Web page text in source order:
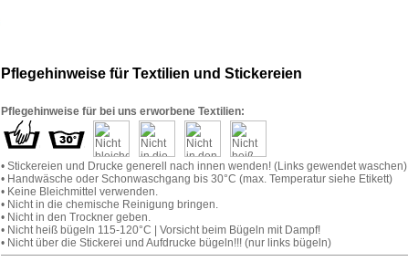
Pflegehinweise für Textilien und Stickereien
Pflegehinweise für bei uns erworbene Textilien:
• Stickereien und Drucke generell nach innen wenden! (Links gewendet waschen)
• Handwäsche oder Schonwaschgang bis 30°C (max. Temperatur siehe Etikett)
• Keine Bleichmittel verwenden.
• Nicht in die chemische Reinigung bringen.
• Nicht in den Trockner geben.
• Nicht heiß bügeln 115-120°C | Vorsicht beim Bügeln mit Dampf!
• Nicht über die Stickerei und Aufdrucke bügeln!!! (nur links bügeln)